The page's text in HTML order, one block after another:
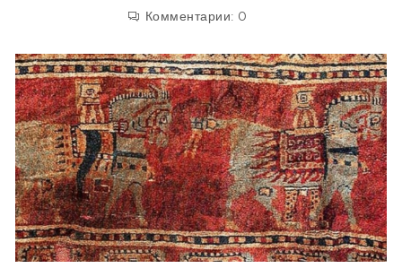
Комментарии: 0